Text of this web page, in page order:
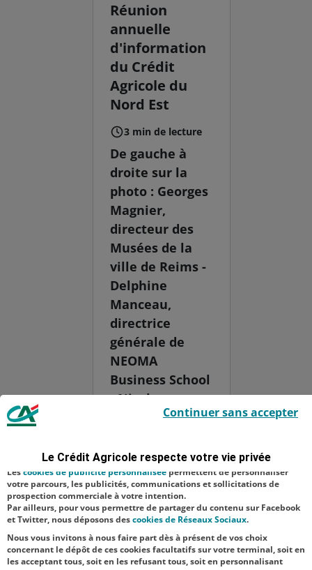
Réunion
annuelle
d'information
du Crédit
Agricole du
Nord Est
3 min de lecture
De gauche à
droite sur la
photo : Georges
Magnier,
directeur des
Musées de la
ville de Reims -
Delphine
Manceau,
directrice
générale de
NEOMA
Business School
- Nicolas
Bouzou - Gilles
animateur de
l’événement -
Matthieu
Renard,
directeur gén...
Le Crédit Agricole respecte votre vie privée
indispensables car utilisés à des fins de bon fonctionnement et de
sécurité ; d’autres sont facultatifs. Les
satisfaction facultatifs.
Lescookies de publicité personnalisée permettent de personnaliser
votre parcours, les publicités, communications et sollicitations de
prospection commerciale à votre intention.
Par ailleurs, pour vous permettre de partager du contenu sur Facebook
et Twitter, nous déposons descookies de Réseaux Sociaux.
Nous vous invitons à nous faire part dès à présent de vos choix
concernant le dépôt de ces cookies facultatifs sur votre terminal, soit en
les acceptant tous, soit en les refusant tous, soit en personnalisant
Continuer sans accepter